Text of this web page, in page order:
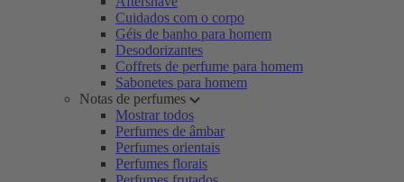
Cuidados com o corpo
Géis de banho para homem
Desodorizantes
Coffrets de perfume para homem
Sabonetes para homem
Notas de perfumes
Mostrar todos
Perfumes de âmbar
Perfumes orientais
Perfumes florais